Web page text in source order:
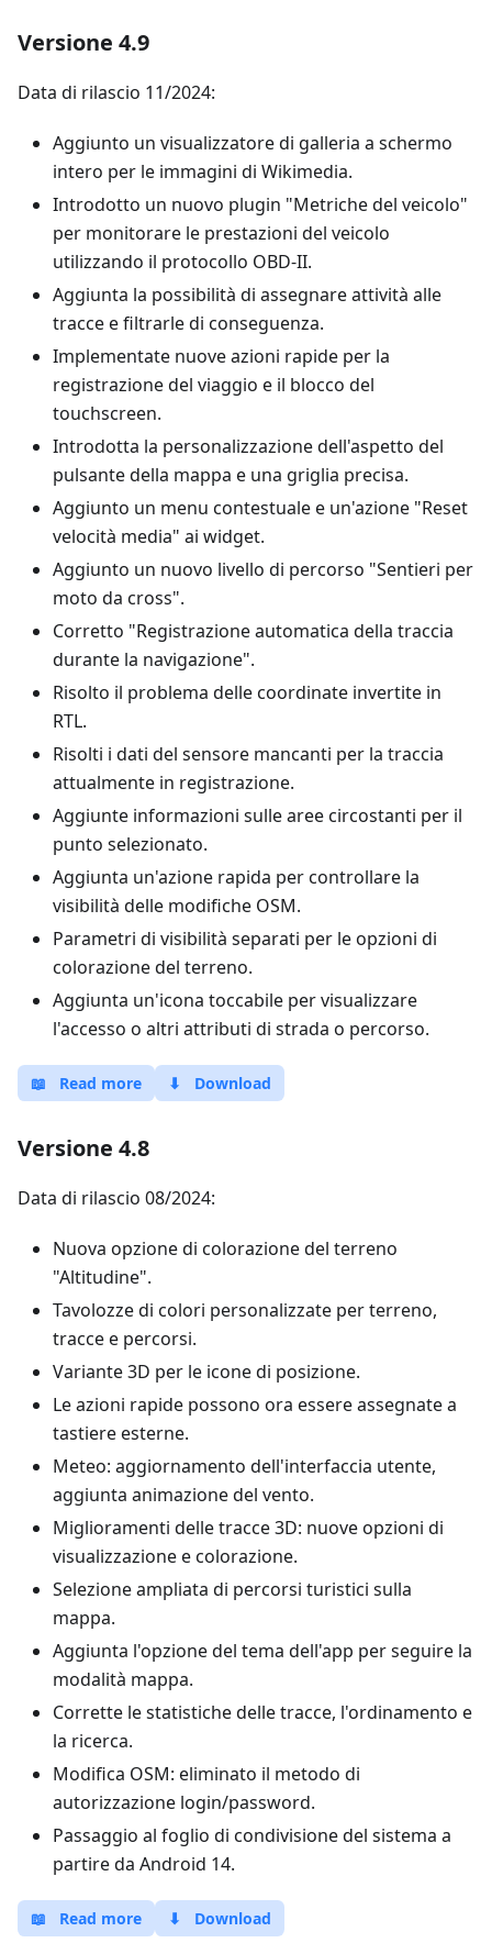
Versione 4.9
Data di rilascio 11/2024:
Aggiunto un visualizzatore di galleria a schermo
intero per le immagini di Wikimedia.
Introdotto un nuovo plugin "Metriche del veicolo"
per monitorare le prestazioni del veicolo
utilizzando il protocollo OBD-II.
Aggiunta la possibilità di assegnare attività alle
tracce e filtrarle di conseguenza.
Implementate nuove azioni rapide per la
registrazione del viaggio e il blocco del
touchscreen.
Introdotta la personalizzazione dell'aspetto del
pulsante della mappa e una griglia precisa.
Aggiunto un menu contestuale e un'azione "Reset
velocità media" ai widget.
Aggiunto un nuovo livello di percorso "Sentieri per
moto da cross".
Corretto "Registrazione automatica della traccia
durante la navigazione".
Risolto il problema delle coordinate invertite in
RTL.
Risolti i dati del sensore mancanti per la traccia
attualmente in registrazione.
Aggiunte informazioni sulle aree circostanti per il
punto selezionato.
Aggiunta un'azione rapida per controllare la
visibilità delle modifiche OSM.
Parametri di visibilità separati per le opzioni di
colorazione del terreno.
Aggiunta un'icona toccabile per visualizzare
l'accesso o altri attributi di strada o percorso.
📖 Read more ⬇ Download
Versione 4.8
Data di rilascio 08/2024:
Nuova opzione di colorazione del terreno
"Altitudine".
Tavolozze di colori personalizzate per terreno,
tracce e percorsi.
Variante 3D per le icone di posizione.
Le azioni rapide possono ora essere assegnate a
tastiere esterne.
Meteo: aggiornamento dell'interfaccia utente,
aggiunta animazione del vento.
Miglioramenti delle tracce 3D: nuove opzioni di
visualizzazione e colorazione.
Selezione ampliata di percorsi turistici sulla
mappa.
Aggiunta l'opzione del tema dell'app per seguire la
modalità mappa.
Corrette le statistiche delle tracce, l'ordinamento e
la ricerca.
Modifica OSM: eliminato il metodo di
autorizzazione login/password.
Passaggio al foglio di condivisione del sistema a
partire da Android 14.
📖 Read more ⬇ Download